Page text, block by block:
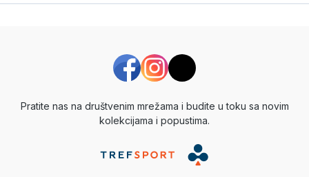
Pratite nas na društvenim mrežama i budite u toku sa novim
kolekcijama i popustima.